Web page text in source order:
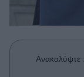
Celebrities
Συνεντεύξεις
Who
True StoriesΑνακαλύψτε